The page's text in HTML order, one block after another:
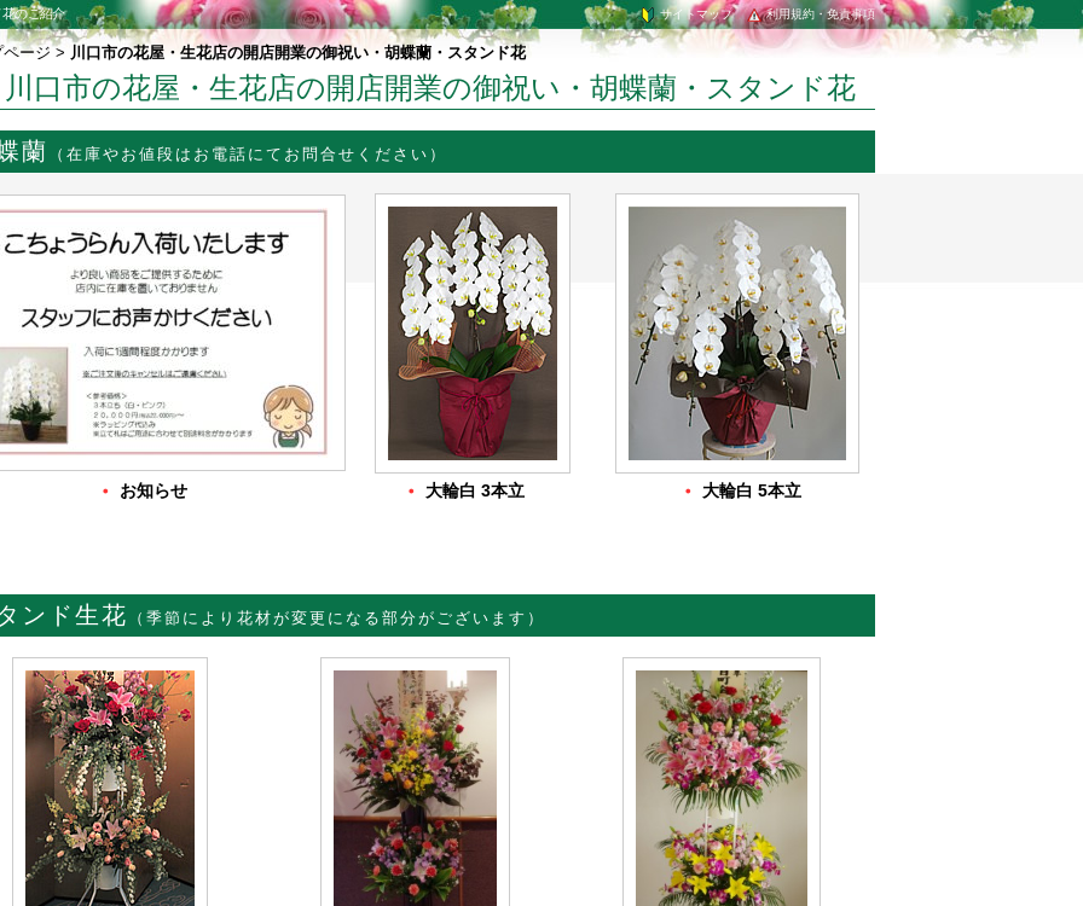
のご紹介 利用規約・免責事項
サイトマップ
ージ > 川口市の花屋・生花店の開店開業の御祝い・胡蝶蘭・スタンド花
川口市の花屋・生花店の開店開業の御祝い・胡蝶蘭・スタンド花
蘭 （在庫やお値段はお電話にてお問合せください）
・ お知らせ ・ 大輪白 3本立 ・ 大輪白 5本立
ンド生花 （季節により花材が変更になる部分がございます）